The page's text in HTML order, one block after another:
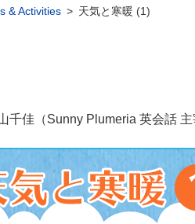
& Activities 天気と寒暖 (1)
佳（Sunny Plumeria 英会話